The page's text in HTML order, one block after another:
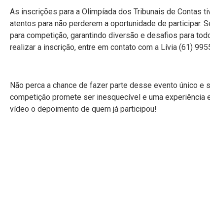
As inscrições para a Olimpíada dos Tribunais de Contas
atentos para não perderem a oportunidade de
para competição, garantindo diversão e desafios para
realizar a inscrição, entre em contato com a Lívia (61)
Não perca a chance de fazer parte desse evento único e
competição promete ser inesquecível e uma experiência
vídeo o depoimento de quem já participou!